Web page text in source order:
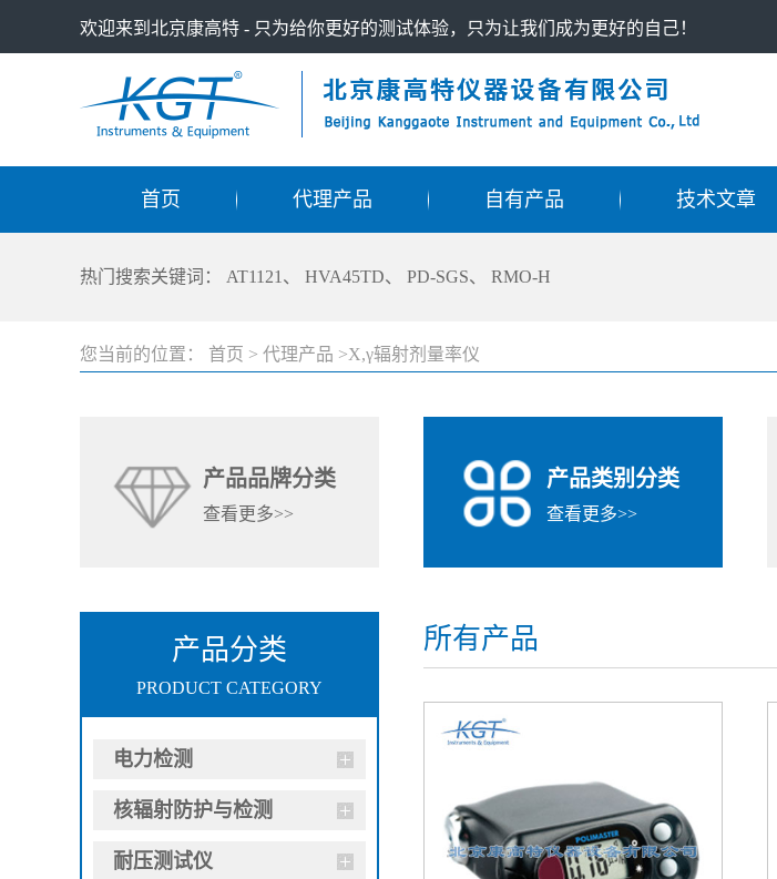
欢迎来到北京康高特 - 只为给你更好的测试体验，只为让我们成为更好的自己！
首页 代理产品 自有产品 技术文章
热门搜索关键词： AT1121 、 HVA45TD、 PD-SGS、 RMO-H
您当前的位置： 首页 > 代理产品 >X,γ辐射剂量率仪
产品品牌分类
查看更多>>
产品类别分类
查看更多>>
产品分类
PRODUCT CATEGORY
电力检测
核辐射防护与检测
耐压测试仪
所有产品